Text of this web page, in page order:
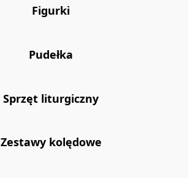
Figurki
Pudełka
Sprzęt liturgiczny
Zestawy kolędowe